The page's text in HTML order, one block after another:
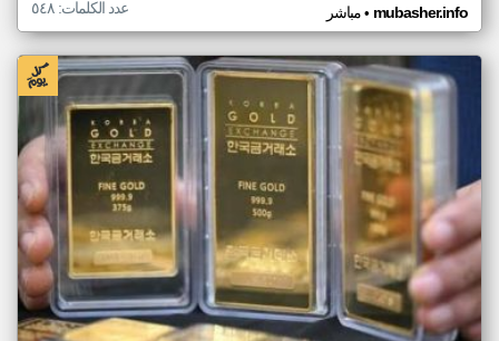
مباشر• mubasher.info عدد الكلمات: ٥٤٨